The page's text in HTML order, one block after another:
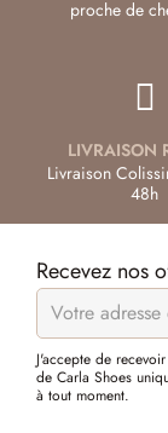
proche de
LIVRAISON
Livraison
48h
Recevez nos
J'accepte de
de Carla Shoes
à tout moment.